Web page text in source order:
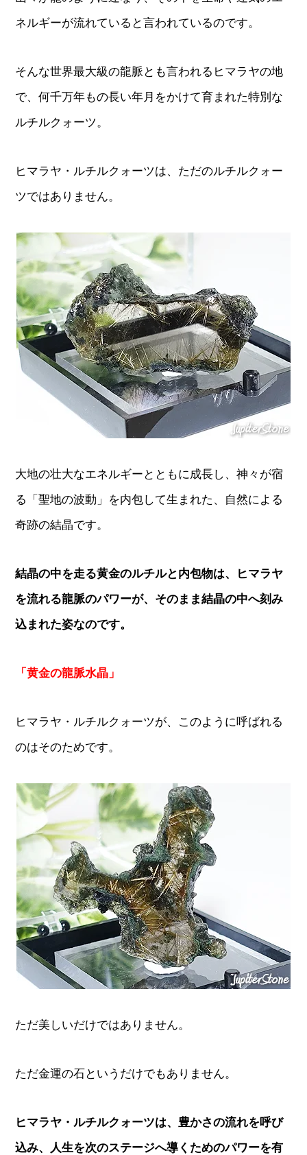
ネルギーが流れていると言われているのです。
そんな世界最大級の龍脈とも言われるヒマラヤの地
で、何千万年もの長い年月をかけて育まれた特別な
ルチルクォーツ。
ヒマラヤ・ルチルクォーツは、ただのルチルクォー
ツではありません。
大地の壮大なエネルギーとともに成長し、神々が宿
る「聖地の波動」を内包して生まれた、自然による
奇跡の結晶です。
結晶の中を走る黄金のルチルと内包物は、ヒマラヤ
を流れる龍脈のパワーが、そのまま結晶の中へ刻み
込まれた姿なのです。
「黄金の龍脈水晶」
ヒマラヤ・ルチルクォーツが、このように呼ばれる
のはそのためです。
ただ美しいだけではありません。
ただ金運の石というだけでもありません。
ヒマラヤ・ルチルクォーツは、豊かさの流れを呼び
込み、人生を次のステージへ導くためのパワーを有